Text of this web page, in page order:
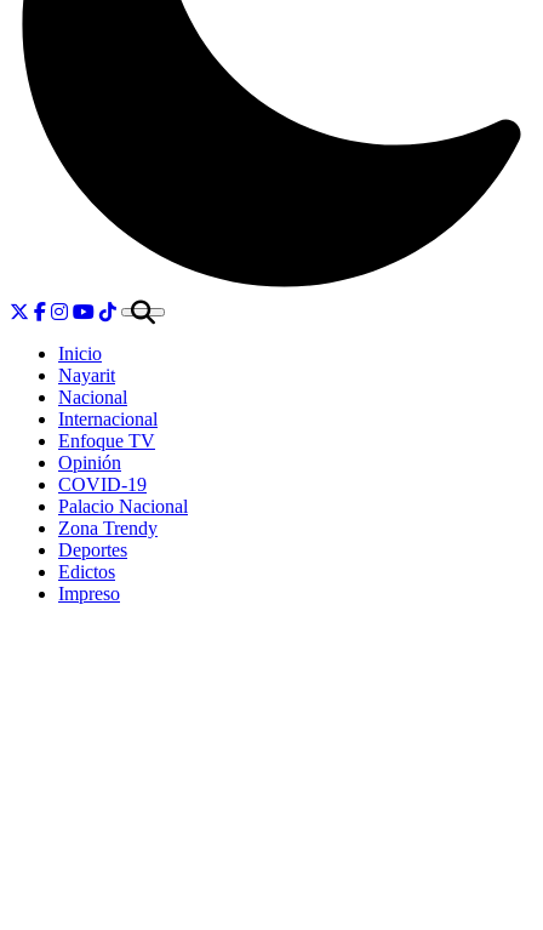
Inicio
Nayarit
Nacional
Internacional
Enfoque TV
Opinión
COVID-19
Palacio Nacional
Zona Trendy
Deportes
Edictos
Impreso